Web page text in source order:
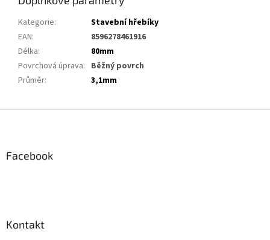
Kategorie:
Stavební hřebíky
EAN:
8596278461916
Délka:
80mm
Povrchová úprava: Běžný povrch
Průměr: 3,1mm
Facebook
Kontakt